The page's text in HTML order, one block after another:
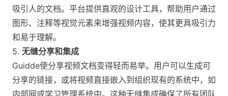
吸引人的文档。平台提供直观的设计工具，帮助用户通过
图形、注释等视觉元素来增强视频内容，使其更具吸引力
和易于理解​。
5. 无缝分享和集成
Guidde使分享视频文档变得轻而易举。用户可以生成可
分享的链接，或将视频直接嵌入到组织现有的系统中，如
内部网或学习管理系统中。这种无缝集成确保了所有团队